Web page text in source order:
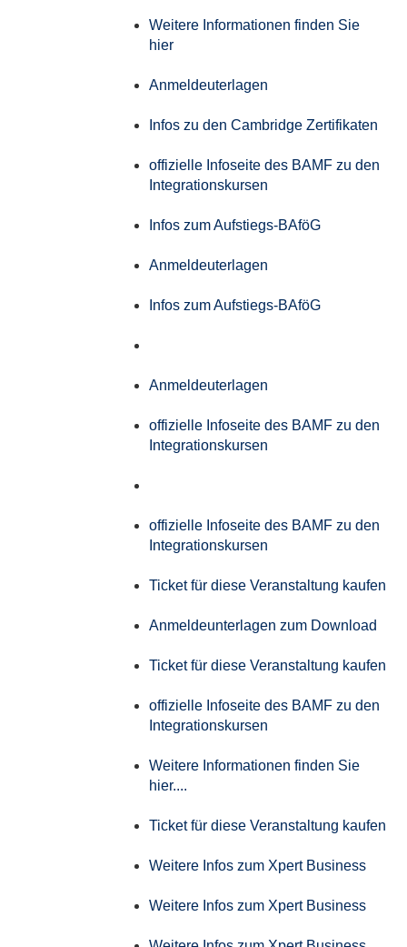
Weitere Informationen finden Sie
hier
Anmeldeuterlagen
Infos zu den Cambridge Zertifikaten
offizielle Infoseite des BAMF zu den
Integrationskursen
Infos zum Aufstiegs-BAföG
Anmeldeuterlagen
Infos zum Aufstiegs-BAföG
Anmeldeuterlagen
offizielle Infoseite des BAMF zu den
Integrationskursen
offizielle Infoseite des BAMF zu den
Integrationskursen
Ticket für diese Veranstaltung kaufen
Anmeldeunterlagen zum Download
Ticket für diese Veranstaltung kaufen
offizielle Infoseite des BAMF zu den
Integrationskursen
Weitere Informationen finden Sie
hier....
Ticket für diese Veranstaltung kaufen
Weitere Infos zum Xpert Business
Weitere Infos zum Xpert Business